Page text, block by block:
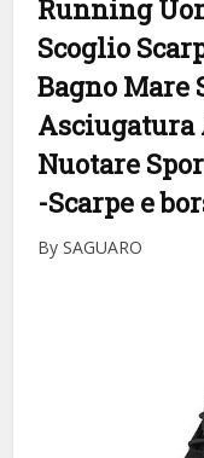
Running
Scoglio
Bagno Mare
Nuotare
-Scarpe e
By SAGUARO